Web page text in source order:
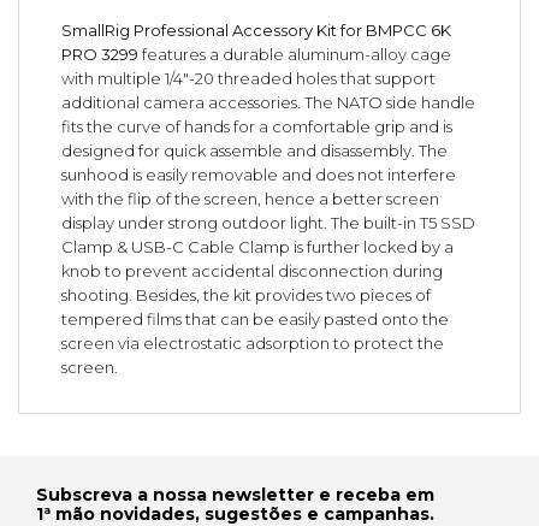
SmallRig Professional Accessory Kit for BMPCC 6K
PRO 3299 features a durable aluminum-alloy cage
with multiple 1/4"-20 threaded holes that support
additional camera accessories. The NATO side handle
fits the curve of hands for a comfortable grip and is
designed for quick assemble and disassembly. The
sunhood is easily removable and does not interfere
with the flip of the screen, hence a better screen
display under strong outdoor light. The built-in T5 SSD
Clamp & USB-C Cable Clamp is further locked by a
knob to prevent accidental disconnection during
shooting. Besides, the kit provides two pieces of
tempered films that can be easily pasted onto the
screen via electrostatic adsorption to protect the
screen.
Subscreva a nossa newsletter e receba em
1ª mão novidades, sugestões e campanhas.